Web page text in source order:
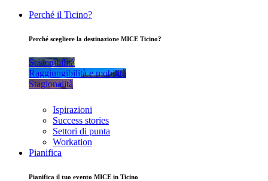
Perché il Ticino?
Perché scegliere la destinazione MICE Ticino?
Sostenibilità
Raggiungibilità e mobilità
Stagionalità
Ispirazioni
Success stories
Settori di punta
Workation
Pianifica
Pianifica il tuo evento MICE in Ticino